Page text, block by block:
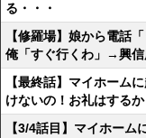
る・・・
【修羅場】娘から電話
俺「すぐ行くわ」→興信
【最終話】マイホーム
けないの！お礼はする
【3/4話目】マイホー